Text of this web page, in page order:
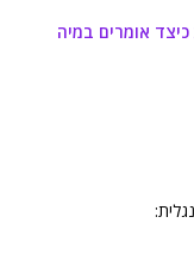
אומרים במיה